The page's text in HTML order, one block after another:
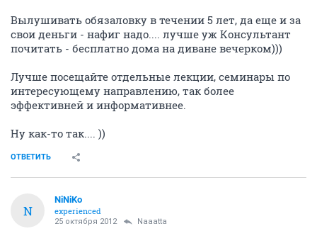
Вылушивать обязаловку в течении 5 лет, да еще и за
свои деньги - нафиг надо.... лучше уж Консультант
почитать - бесплатно дома на диване вечерком)))
Лучше посещайте отдельные лекции, семинары по
интересующему направлению, так более
эффективней и информативнее.
Ну как-то так.... ))
ОТВЕТИТЬ
N
NiNiKo
experienced
25 октября 2012 Naaatta